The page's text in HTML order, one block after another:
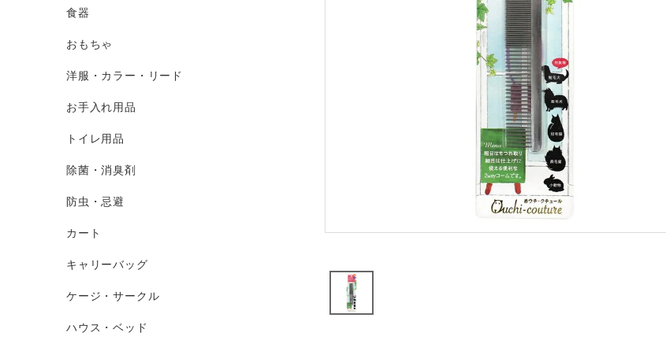
食器
おもちゃ
洋服・カラー・リード
お手入れ用品
トイレ用品
除菌・消臭剤
防虫・忌避
カート
キャリーバッグ
ケージ・サークル
ハウス・ベッド